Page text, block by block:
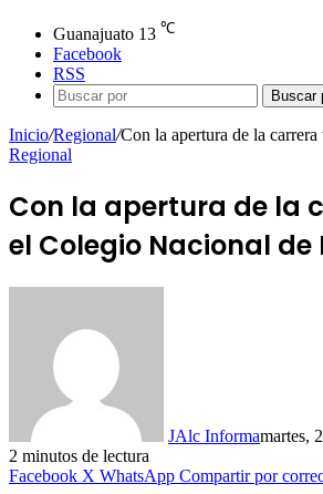
Guanajuato 13 ℃
Facebook
RSS
Buscar
Inicio/Regional/Con la apertura de la
Regional
Con la apertura de la
el Colegio Nacional
JAlc Informamartes,
2 minutos de lectura
Facebook X WhatsApp Compartir por